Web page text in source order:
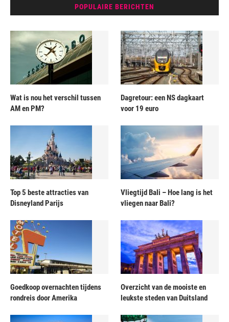
POPULAIRE BERICHTEN
Wat is nou het verschil tussen
AM en PM?
Dagretour: een NS dagkaart
voor 19 euro
Top 5 beste attracties van
Disneyland Parijs
Vliegtijd Bali – Hoe lang is het
vliegen naar Bali?
Goedkoop overnachten tijdens
rondreis door Amerika
Overzicht van de mooiste en
leukste steden van Duitsland